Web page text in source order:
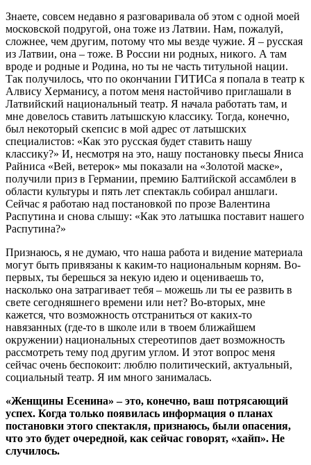
Знаете, совсем недавно я разговаривала об этом с одной моей
московской подругой, она тоже из Латвии. Нам, пожалуй,
сложнее, чем другим, потому что мы везде чужие. Я – русская
из Латвии, она – тоже. В России ни родных, никого. А там
вроде и родные и Родина, но ты не часть титульной нации.
Так получилось, что по окончании ГИТИСа я попала в театр к
Алвису Херманису, а потом меня настойчиво приглашали в
Латвийский национальный театр. Я начала работать там, и
мне довелось ставить латышскую классику. Тогда, конечно,
был некоторый скепсис в мой адрес от латышских
специалистов: «Как это русская будет ставить нашу
классику?» И, несмотря на это, нашу постановку пьесы Яниса
Райниса «Вей, ветерок» мы показали на «Золотой маске»,
получили приз в Германии, премию Балтийской ассамблеи в
области культуры и пять лет спектакль собирал аншлаги.
Сейчас я работаю над постановкой по прозе Валентина
Распутина и снова слышу: «Как это латышка поставит нашего
Распутина?»
Признаюсь, я не думаю, что наша работа и видение материала
могут быть привязаны к каким-то национальным корням. Во-
первых, ты берешься за некую идею и оцениваешь то,
насколько она затрагивает тебя – можешь ли ты ее развить в
свете сегодняшнего времени или нет? Во-вторых, мне
кажется, что возможность отстраниться от каких-то
навязанных (где-то в школе или в твоем ближайшем
окружении) национальных стереотипов дает возможность
рассмотреть тему под другим углом. И этот вопрос меня
сейчас очень беспокоит: люблю политический, актуальный,
социальный театр. Я им много занималась.
«Женщины Есенина» – это, конечно, ваш потрясающий
успех. Когда только появилась информация о планах
постановки этого спектакля, признаюсь, были опасения,
что это будет очередной, как сейчас говорят, «хайп». Не
случилось.